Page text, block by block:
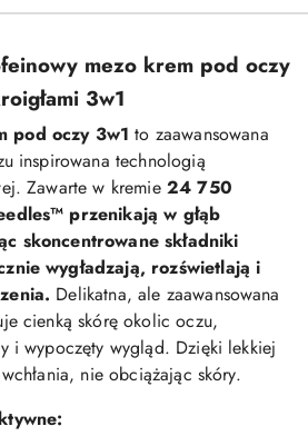
mezo krem pod oczy
3w1
pod oczy 3w1 to zaawansowana
inspirowana technologią
Zawarte w kremie 24 750
przenikają w głąb
skoncentrowane składniki
wygładzają, rozświetlają i
Delikatna, ale zaawansowana
cienką skórę okolic oczu,
i wypoczęty wygląd. Dzięki lekkiej
nie obciążając skóry.